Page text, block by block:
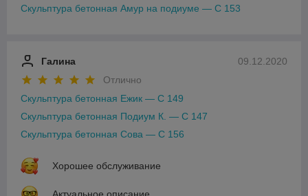
Скульптура бетонная Амур на подиуме — С 153
09.12.2020
Галина
Отлично
Скульптура бетонная Ежик — С 149
Скульптура бетонная Подиум К. — С 147
Скульптура бетонная Сова — С 156
Хорошее обслуживание